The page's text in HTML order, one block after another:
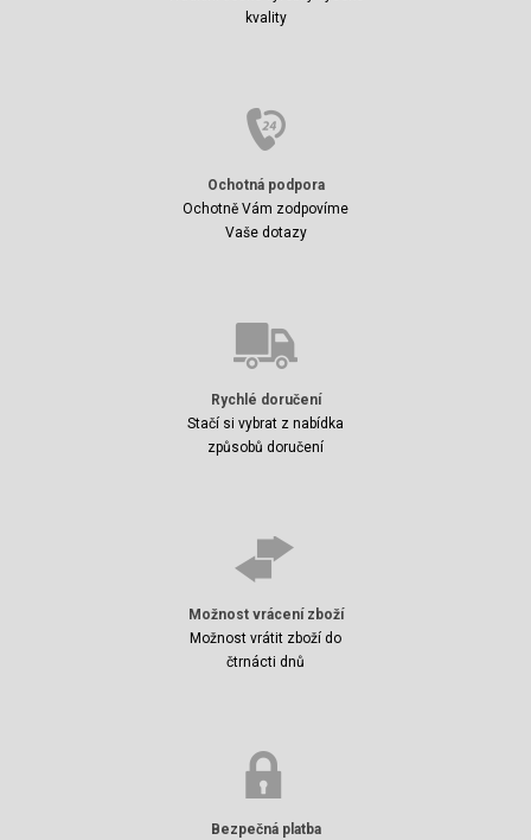
kvality
Ochotná podpora
Ochotně Vám zodpovíme
Vaše dotazy
Rychlé doručení
Stačí si vybrat z nabídka
způsobů doručení
Možnost vrácení zboží
Možnost vrátit zboží do
čtrnácti dnů
Bezpečná platba